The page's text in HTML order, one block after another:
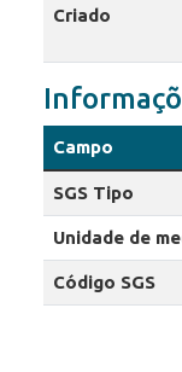
Criado
Campo
SGS Tipo
Unidade de
Código SGS